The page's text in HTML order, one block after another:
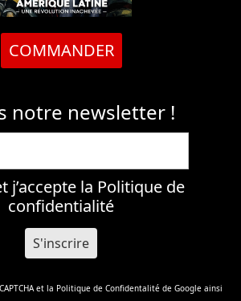
COMMANDER
notre newsletter !
j’accepte la Politique de
confidentialité
et la Politique de Confidentalité de Google ainsi